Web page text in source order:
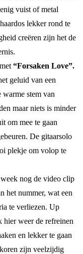
vuist of metal
lekker rond te
creëren zijn het de
“Forsaken Love”.
geluid van een
stem van
maar niets is minder
om mee te gaan
De gitaarsolo
plekje om volop te
nog de video clip
het nummer, wat een
te verliezen. Up
hier weer de refreinen
en lekker te gaan
zijn veelzijdig